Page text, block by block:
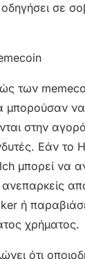
σε
των
να
στην
Εάν το
μπορεί να
ή
χρήματος.